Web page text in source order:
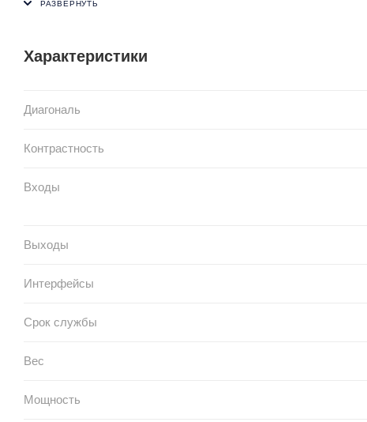
Характеристики
Диагональ
Контрастность
Входы
Выходы
Интерфейсы
Срок службы
Вес
Мощность